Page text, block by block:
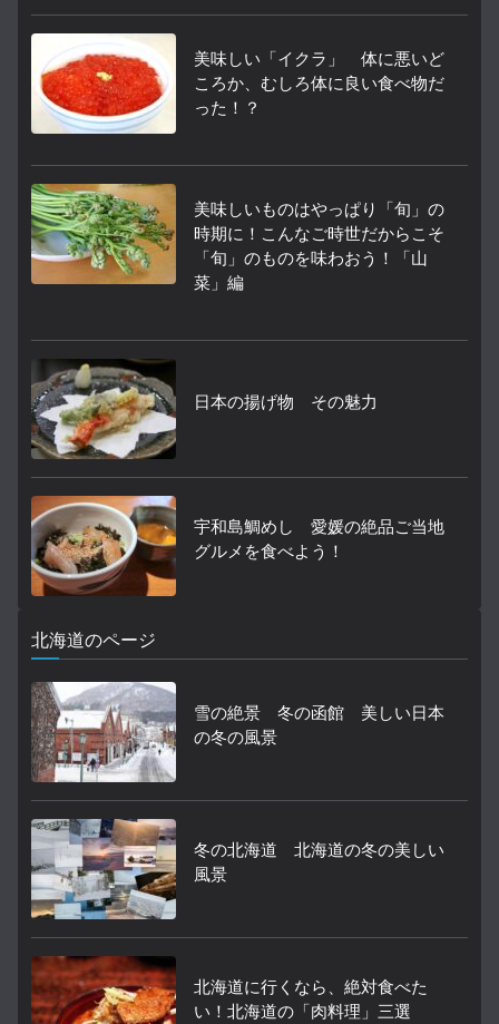
美味しい「イクラ」 体に悪いど
ころか、むしろ体に良い食べ物だ
った！？
美味しいものはやっぱり「旬」の
時期に！こんなご時世だからこそ
「旬」のものを味わおう！「山
菜」編
日本の揚げ物 その魅力
宇和島鯛めし 愛媛の絶品ご当地
グルメを食べよう！
北海道のページ
雪の絶景 冬の函館 美しい日本
の冬の風景
冬の北海道 北海道の冬の美しい
風景
北海道に行くなら、絶対食べた
い！北海道の「肉料理」三選